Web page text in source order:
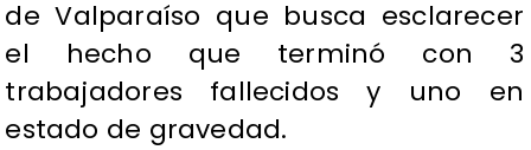
de Valparaíso que busca esclarecer
el hecho que terminó con 3
trabajadores fallecidos y uno en
estado de gravedad.